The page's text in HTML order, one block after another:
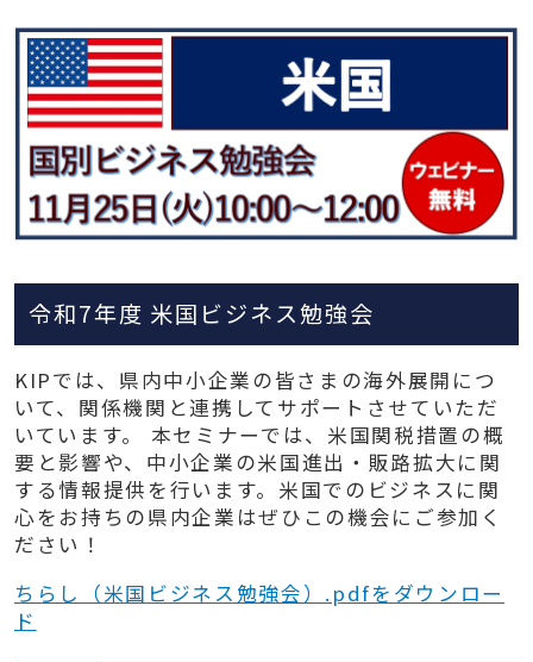
令和7年度 米国ビジネス勉強会
KIPでは、県内中小企業の皆さまの海外展開につ
いて、関係機関と連携してサポートさせていただ
いています。 本セミナーでは、米国関税措置の概
要と影響や、中小企業の米国進出・販路拡大に関
する情報提供を行います。米国でのビジネスに関
心をお持ちの県内企業はぜひこの機会にご参加く
ださい！
ちらし（米国ビジネス勉強会）.pdfをダウンロー
ド